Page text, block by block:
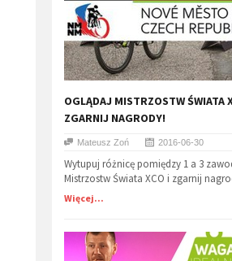
OGLĄDAJ MISTRZOSTW ŚWIATA
ZGARNIJ NAGRODY!
Mateusz Zoń 2016-06-30
Wytupuj różnicę pomiędzy 1 a 3
Mistrzostw Świata XCO i zgarnij
Więcej...